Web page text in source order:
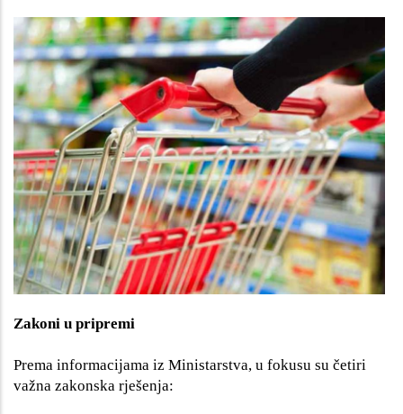
Zakoni u pripremi
Prema informacijama iz Ministarstva, u fokusu su četiri
važna zakonska rješenja: